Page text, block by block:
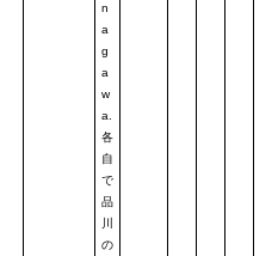
n
a
g
a
w
a.
各
自
で
品
川
の